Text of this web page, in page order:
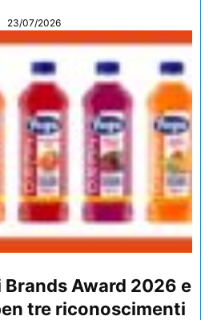
23/07/2026
Award 2026 e
tre riconoscimenti